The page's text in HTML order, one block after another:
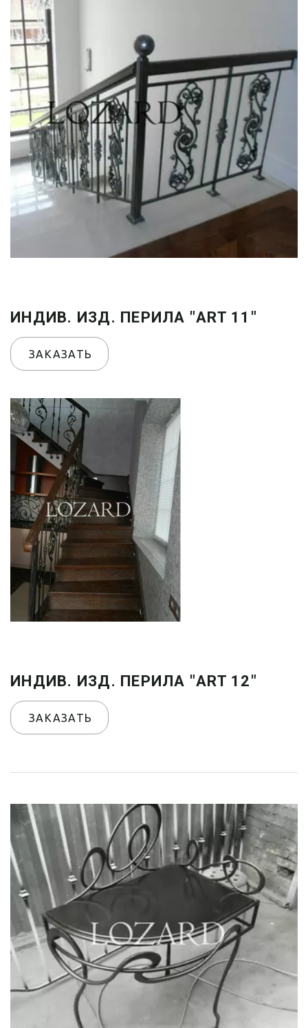
ИНДИВ. ИЗД. ПЕРИЛА "ART 11"
ЗАКАЗАТЬ
ИНДИВ. ИЗД. ПЕРИЛА "ART 12"
ЗАКАЗАТЬ